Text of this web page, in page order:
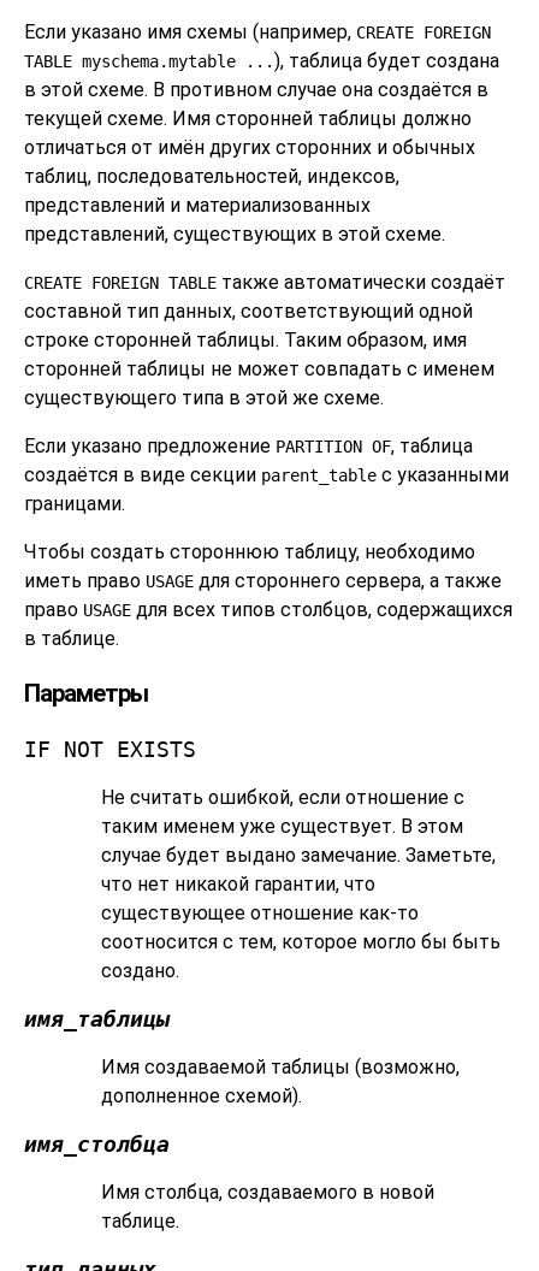
Если указано имя схемы (например, CREATE FOREIGN
TABLE myschema.mytable ...), таблица будет создана
в этой схеме. В противном случае она создаётся в
текущей схеме. Имя сторонней таблицы должно
отличаться от имён других сторонних и обычных
таблиц, последовательностей, индексов,
представлений и материализованных
представлений, существующих в этой схеме.
CREATE FOREIGN TABLE также автоматически создаёт
составной тип данных, соответствующий одной
строке сторонней таблицы. Таким образом, имя
сторонней таблицы не может совпадать с именем
существующего типа в этой же схеме.
Если указано предложение PARTITION OF, таблица
создаётся в виде секции parent_table с указанными
границами.
Чтобы создать стороннюю таблицу, необходимо
иметь право USAGE для стороннего сервера, а также
право USAGE для всех типов столбцов, содержащихся
в таблице.
Параметры
IF NOT EXISTS
Не считать ошибкой, если отношение с
таким именем уже существует. В этом
случае будет выдано замечание. Заметьте,
что нет никакой гарантии, что
существующее отношение как-то
соотносится с тем, которое могло бы быть
создано.
имя_таблицы
Имя создаваемой таблицы (возможно,
дополненное схемой).
имя_столбца
Имя столбца, создаваемого в новой
таблице.